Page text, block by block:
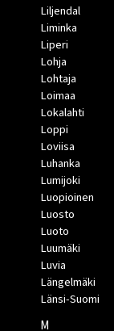
Liljendal
Liminka
Liperi
Lohja
Lohtaja
Loimaa
Lokalahti
Loppi
Loviisa
Luhanka
Lumijoki
Luopioinen
Luosto
Luoto
Luumäki
Luvia
Längelmäki
Länsi-Suomi
M